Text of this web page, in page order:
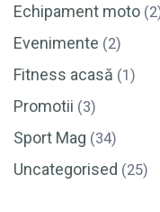
Echipament moto
Evenimente (2)
Fitness acasă (1)
Promotii (3)
Sport Mag (34)
Uncategorised (25)